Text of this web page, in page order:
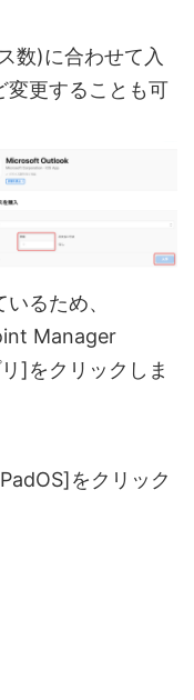
数)に合わせて入
変更することも可
るため、
Manager
]をクリックしま
をクリック